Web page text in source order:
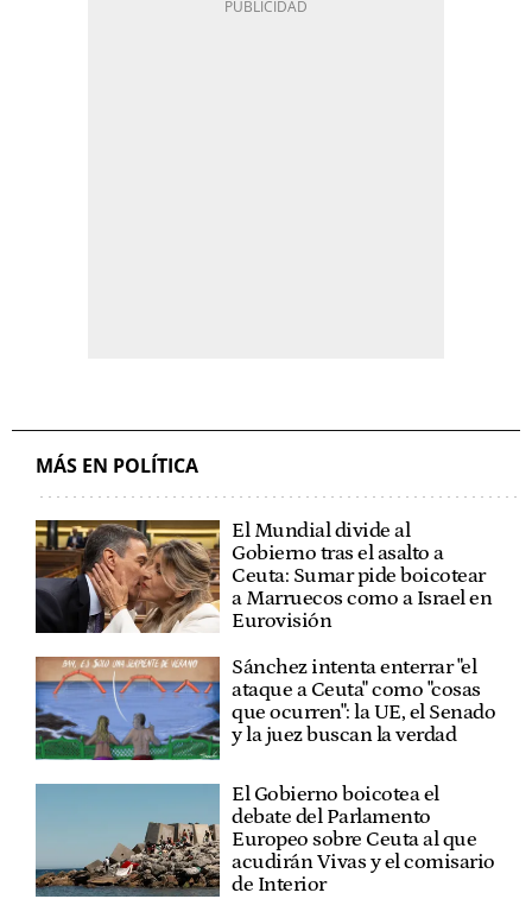
MÁS EN POLÍTICA
El Mundial divide al
Gobierno tras el asalto a
Ceuta: Sumar pide boicotear
a Marruecos como a Israel en
Eurovisión
Sánchez intenta enterrar "el
ataque a Ceuta" como "cosas
que ocurren": la UE, el Senado
y la juez buscan la verdad
El Gobierno boicotea el
debate del Parlamento
Europeo sobre Ceuta al que
acudirán Vivas y el comisario
de Interior